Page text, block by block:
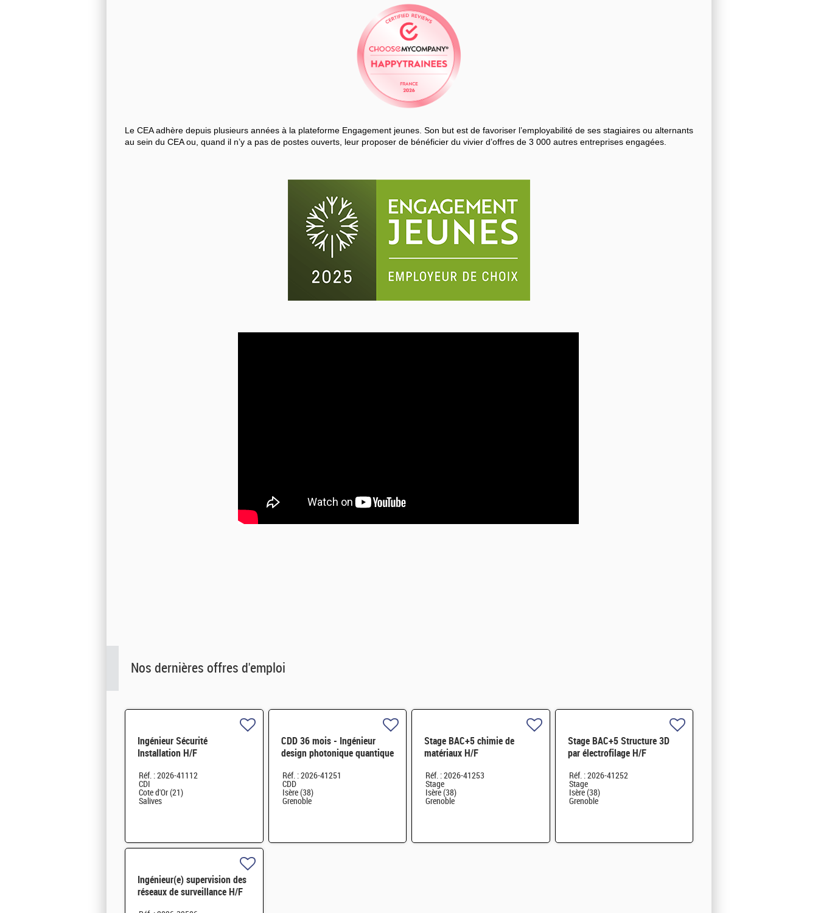
Le CEA adhère depuis plusieurs années à la plateforme Engagement jeunes. Son but est de favoriser l’employabilité de ses stagiaires ou alternants
au sein du CEA ou, quand il n’y a pas de postes ouverts, leur proposer de bénéficier du vivier d’offres de 3 000 autres entreprises engagées.
Nos dernières offres d'emploi
Ingénieur Sécurité
Installation H/F
Réf. : 2026-41112
CDI
Cote d'Or (21)
Salives
CDD 36 mois - Ingénieur
design photonique quantique
Réf. : 2026-41251
CDD
Isère (38)
Grenoble
Stage BAC+5 chimie de
matériaux H/F
Réf. : 2026-41253
Stage
Isère (38)
Grenoble
Stage BAC+5 Structure 3D
par électrofilage H/F
Réf. : 2026-41252
Stage
Isère (38)
Grenoble
Ingénieur(e) supervision des
réseaux de surveillance H/F